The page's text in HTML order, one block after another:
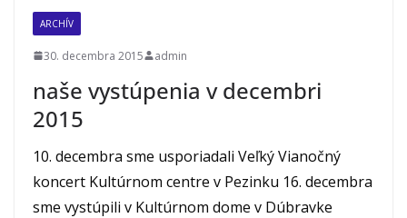
ARCHÍV
30. decembra 2015 admin
naše vystúpenia v decembri
2015
10. decembra sme usporiadali Veľký Vianočný
koncert Kultúrnom centre v Pezinku 16. decembra
sme vystúpili v Kultúrnom dome v Dúbravke